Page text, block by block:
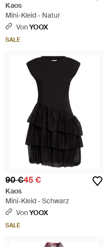
Kaos
Mini-Kleid - Natur
VonYOOX
SALE
90 €45 €
Kaos
Mini-Kleid - Schwarz
VonYOOX
SALE